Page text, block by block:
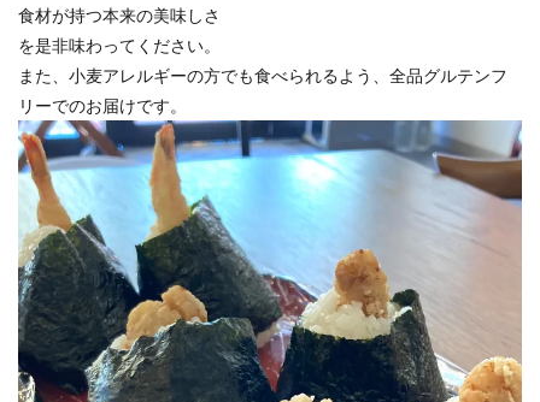
⾷材が持つ本来の美味しさ
を是⾮味わってください。
また、⼩⻨アレルギーの⽅でも⾷べられるよう、全品グルテンフ
リーでのお届けです。